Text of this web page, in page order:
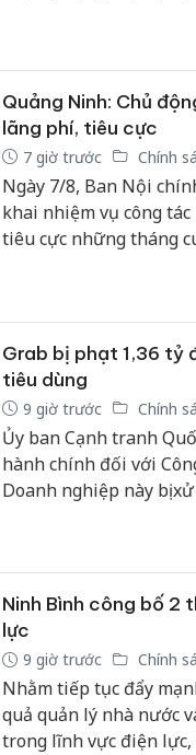
ích hợp pháp của
Quảng Ninh: Chủ
lãng phí, tiêu cực
7 giờ trước Chính
Ngày 7/8, Ban Nội
khai nhiệm vụ công
tiêu cực những tháng
Grab bị phạt 1,36 tỷ
tiêu dùng
9 giờ trước Chính
Ủy ban Cạnh tranh
hành chính đối với
Doanh nghiệp này bị
Ninh Bình công bố 2
lực
9 giờ trước Chính
Nhằm tiếp tục đẩy
quả quản lý nhà nước
trong lĩnh vực điện